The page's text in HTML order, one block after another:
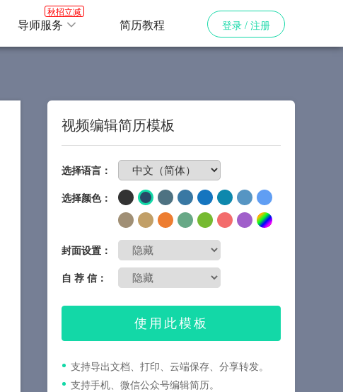
导师服务
秋招立减
简历教程 登录 / 注册
视频编辑简历模板
选择语言：
选择颜色：
封面设置：
自 荐 信：
使用此模板
支持导出文档、打印、云端保存、分享转发。
支持手机、微信公众号编辑简历。